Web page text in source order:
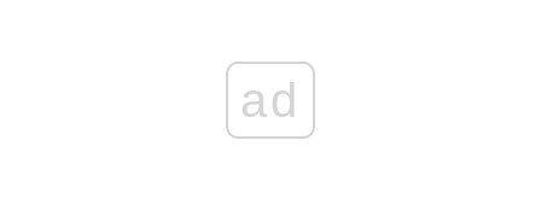
ad